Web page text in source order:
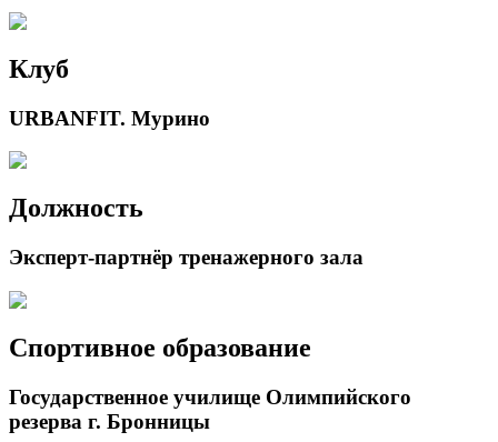
Клуб
URBANFIT. Мурино
Должность
Эксперт-партнёр тренажерного зала
Спортивное образование
Государственное училище Олимпийского
резерва г. Бронницы